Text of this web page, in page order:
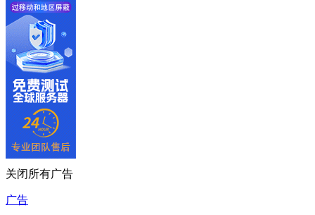
关闭所有广告
广告